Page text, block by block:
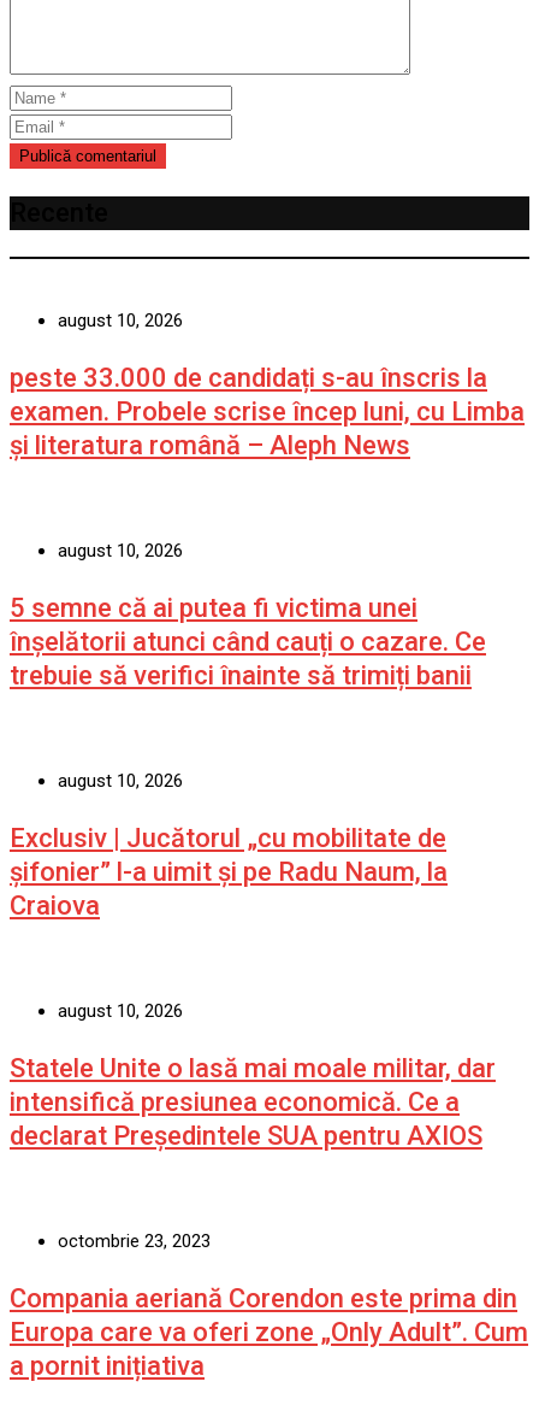
august 10, 2026
peste 33.000 de candidați s-au înscris la
examen. Probele scrise încep luni, cu Limba
și literatura română – Aleph News
august 10, 2026
5 semne că ai putea fi victima unei
înșelătorii atunci când cauți o cazare. Ce
trebuie să verifici înainte să trimiți banii
august 10, 2026
Exclusiv | Jucătorul „cu mobilitate de
șifonier” l-a uimit și pe Radu Naum, la
Craiova
august 10, 2026
Statele Unite o lasă mai moale militar, dar
intensifică presiunea economică. Ce a
declarat Președintele SUA pentru AXIOS
octombrie 23, 2023
Compania aeriană Corendon este prima din
Europa care va oferi zone „Only Adult”. Cum
a pornit inițiativa